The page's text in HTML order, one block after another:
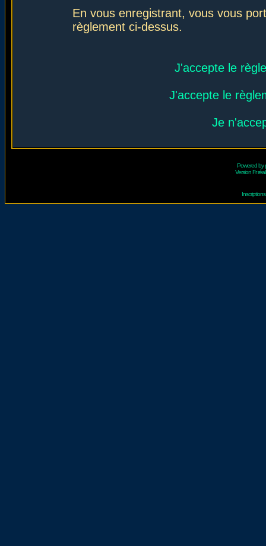
En vous enregistrant, vous vous
règlement ci-dessus.
J'accepte le
J'accepte le
Je
Powered by
Version Fr